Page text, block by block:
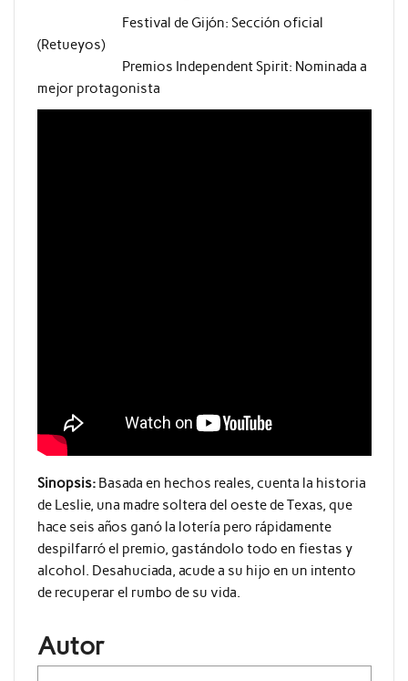
Festival de Gijón: Sección oficial
(Retueyos)
Premios Independent Spirit: Nominada a
mejor protagonista
Sinopsis: Basada en hechos reales, cuenta la historia
de Leslie, una madre soltera del oeste de Texas, que
hace seis años ganó la lotería pero rápidamente
despilfarró el premio, gastándolo todo en fiestas y
alcohol. Desahuciada, acude a su hijo en un intento
de recuperar el rumbo de su vida.
Autor